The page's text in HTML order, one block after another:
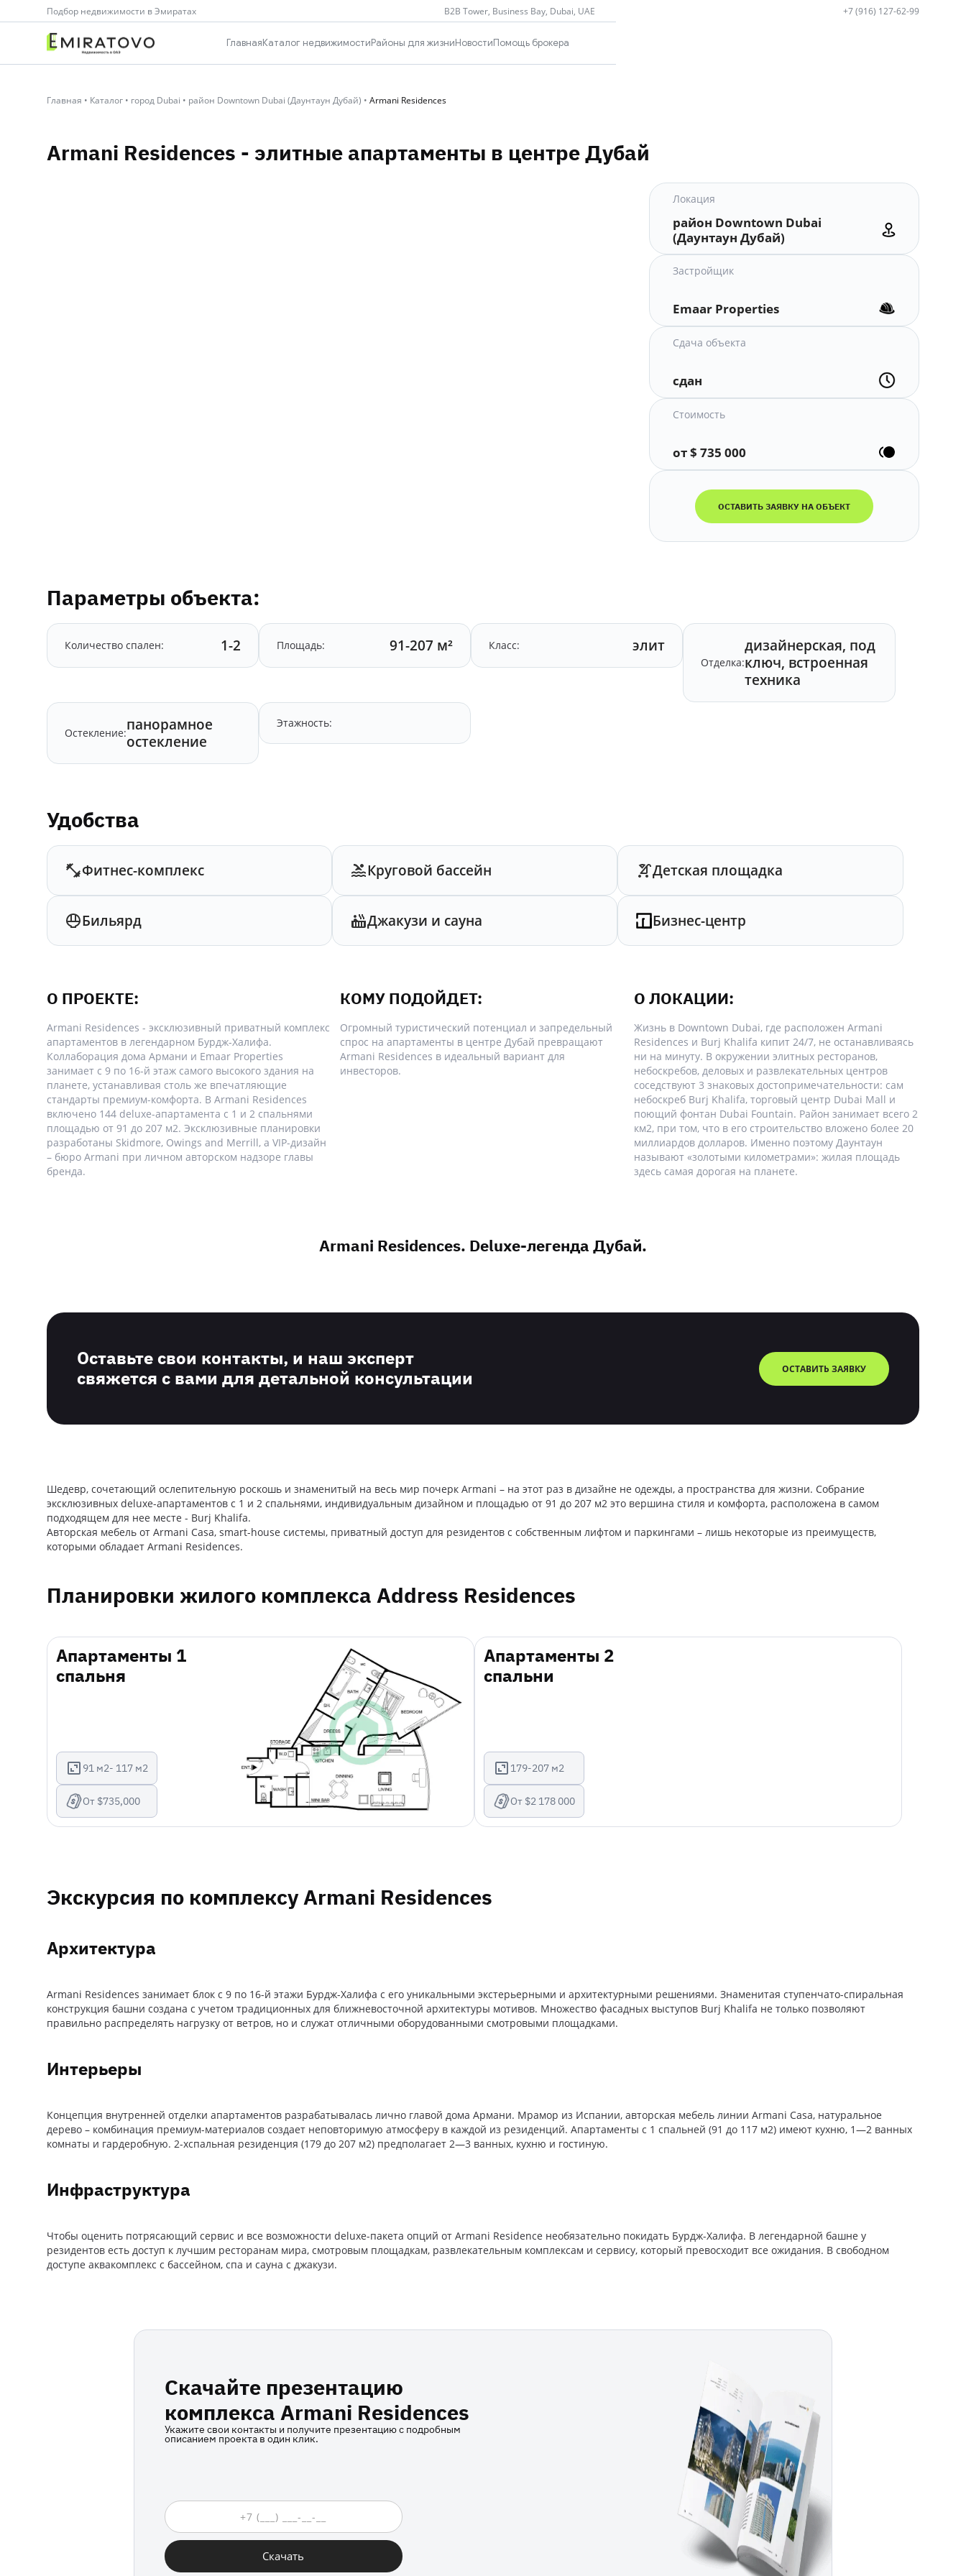
Подбор недвижимости в Эмиратах B2B Tower, Business Bay, Dubai, UAE +7 (916) 127-62-99
ГлавнаяКаталог недвижимостиРайоны для жизниНовостиПомощь брокера
Главная • Каталог• город Dubai • район Downtown Dubai (Даунтаун Дубай) • Armani Residences
Armani Residences - элитные апартаменты в центре Дубай
Локация
район Downtown Dubai
(Даунтаун Дубай)
Застройщик
Emaar Properties
Сдача объекта
сдан
Стоимость
от $ 735 000
ОСТАВИТЬ ЗАЯВКУ НА ОБЪЕКТ
Параметры объекта:
Количество спален: 1-2 Площадь: 91-207 м² Класс: элит
Отделка:
дизайнерская, под
ключ, встроенная
техника
Остекление:панорамное
остекление
Этажность:
Удобства
Фитнес-комплекс Круговой бассейн Детская площадка
Бильярд Джакузи и сауна Бизнес-центр
О ПРОЕКТЕ:
Armani Residences - эксклюзивный приватный комплекс
апартаментов в легендарном Бурдж-Халифа.
Коллаборация дома Армани и Emaar Properties
занимает с 9 по 16-й этаж самого высокого здания на
планете, устанавливая столь же впечатляющие
стандарты премиум-комфорта. В Armani Residences
включено 144 deluxe-апартамента с 1 и 2 спальнями
площадью от 91 до 207 м2. Эксклюзивные планировки
разработаны Skidmore, Owings and Merrill, а VIP-дизайн
– бюро Armani при личном авторском надзоре главы
бренда.
КОМУ ПОДОЙДЕТ:
Огромный туристический потенциал и запредельный
спрос на апартаменты в центре Дубай превращают
Armani Residences в идеальный вариант для
инвесторов.
О ЛОКАЦИИ:
Жизнь в Downtown Dubai, где расположен Armani
Residences и Burj Khalifa кипит 24/7, не останавливаясь
ни на минуту. В окружении элитных ресторанов,
небоскребов, деловых и развлекательных центров
соседствуют 3 знаковых достопримечательности: сам
небоскреб Burj Khalifa, торговый центр Dubai Mall и
поющий фонтан Dubai Fountain. Район занимает всего 2
км2, при том, что в его строительство вложено более 20
миллиардов долларов. Именно поэтому Даунтаун
называют «золотыми километрами»: жилая площадь
здесь самая дорогая на планете.
Armani Residences. Deluxe-легенда Дубай.
Оставьте свои контакты, и наш эксперт
свяжется с вами для детальной консультации
ОСТАВИТЬ ЗАЯВКУ
Шедевр, сочетающий ослепительную роскошь и знаменитый на весь мир почерк Armani – на этот раз в дизайне не одежды, а пространства для жизни. Собрание
эксклюзивных deluxe-апартаментов с 1 и 2 спальнями, индивидуальным дизайном и площадью от 91 до 207 м2 это вершина стиля и комфорта, расположена в самом
подходящем для нее месте - Burj Khalifa.
Авторская мебель от Armani Casa, smart-house системы, приватный доступ для резидентов с собственным лифтом и паркингами – лишь некоторые из преимуществ,
которыми обладает Armani Residences.
Планировки жилого комплекса Address Residences
Апартаменты 1
спальня
91 м2- 117 м2
От $735,000
Апартаменты 2
спальни
179-207 м2
От $2 178 000
Экскурсия по комплексу Armani Residences
Архитектура
Armani Residences занимает блок с 9 по 16-й этажи Бурдж-Халифа с его уникальными экстерьерными и архитектурными решениями. Знаменитая ступенчато-спиральная
конструкция башни создана с учетом традиционных для ближневосточной архитектуры мотивов. Множество фасадных выступов Burj Khalifa не только позволяют
правильно распределять нагрузку от ветров, но и служат отличными оборудованными смотровыми площадками.
Интерьеры
Концепция внутренней отделки апартаментов разрабатывалась лично главой дома Армани. Мрамор из Испании, авторская мебель линии Armani Casa, натуральное
дерево – комбинация премиум-материалов создает неповторимую атмосферу в каждой из резиденций. Апартаменты с 1 спальней (91 до 117 м2) имеют кухню, 1—2 ванных
комнаты и гардеробную. 2-хспальная резиденция (179 до 207 м2) предполагает 2—3 ванных, кухню и гостиную.
Инфраструктура
Чтобы оценить потрясающий сервис и все возможности deluxe-пакета опций от Armani Residence необязательно покидать Бурдж-Халифа. В легендарной башне у
резидентов есть доступ к лучшим ресторанам мира, смотровым площадкам, развлекательным комплексам и сервису, который превосходит все ожидания. В свободном
доступе аквакомплекс с бассейном, спа и сауна с джакузи.
Скачайте презентацию
комплекса Armani Residences
Укажите свои контакты и получите презентацию с подробным
описанием проекта в один клик.